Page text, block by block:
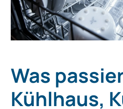
Was
Kühlhaus,